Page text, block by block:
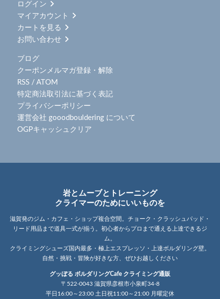
ログイン
マイアカウント
カートを見る
お問い合わせ
ブログ
クーポンメルマガ登録・解除
RSS / ATOM
特定商法取引法に基づく表記
プライバシーポリシー
運営会社 gooodbouldering について
OGPキャッシュクリア
岩とムーブとトレーニング
クライマーのためにいいものを
滋賀発のジム・カフェ・ショップ複合空間。チョーク・クラッシュパッド・
リード用品まで道具一式が揃う。初心者からプロまで通える上達できるジ
ム。
クライミングシューズ国内最多・極上エスプレッソ・上達ボルダリング壁。
自然・挑戦・冒険が好きな方、ぜひお越しください
グッぼる ボルダリングCafe クライミング通販
〒522-0043 滋賀県彦根市小泉町34-8
平日16:00～23:00 土日祝11:00～21:00 月曜定休